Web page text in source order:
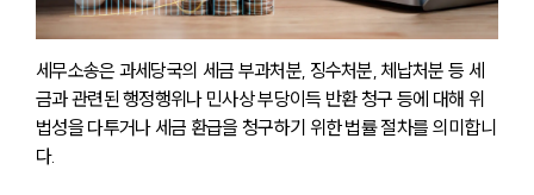
세무소송은 과세당국의 세금 부과처분, 징수처분, 체납처분 등 세
금과 관련된 행정행위나 민사상 부당이득 반환 청구 등에 대해 위
법성을 다투거나 세금 환급을 청구하기 위한 법률 절차를 의미합니
다.